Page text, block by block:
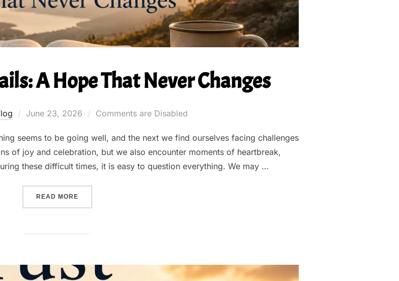
A Hope That Never Changes
Posted
June 23, 2026 Comments are Disabled
seems to be going well, and the next we find ourselves facing challenges
of joy and celebration, but we also encounter moments of heartbreak,
these difficult times, it is easy to question everything. We may …
READ MORE“GOD’S LOVE NEVER FAILS: A HOPE THAT NEVER CHANGES”